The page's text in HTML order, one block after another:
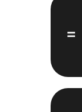
II